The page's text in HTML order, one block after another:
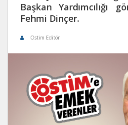
Başkan Yardımcılığı
Fehmi Dinçer.
Ostim Editör